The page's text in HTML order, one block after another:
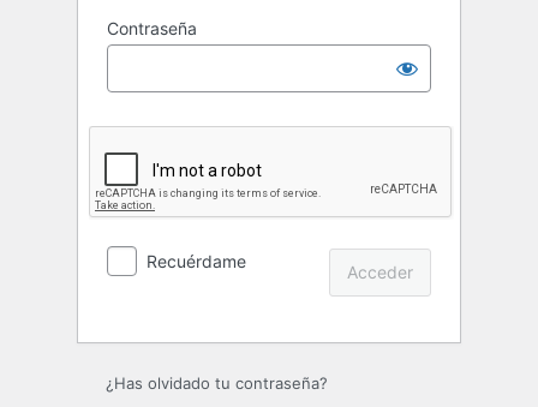
Contraseña
Recuérdame
¿Has olvidado tu contraseña?